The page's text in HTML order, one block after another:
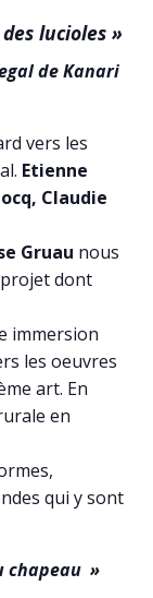
lucioles »
de Kanari
vers les
Etienne
Claudie
Gruau nous
dont
immersion
les oeuvres
art. En
en
qui y sont
chapeau »